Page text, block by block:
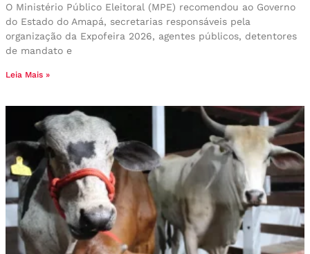
O Ministério Público Eleitoral (MPE) recomendou ao Governo
do Estado do Amapá, secretarias responsáveis pela
organização da Expofeira 2026, agentes públicos, detentores
de mandato e
Leia Mais »